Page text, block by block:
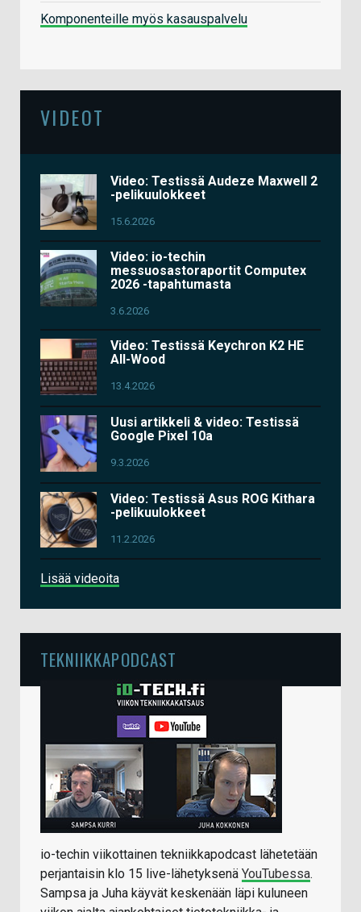
Komponenteille myös kasauspalvelu
VIDEOT
Video: Testissä Audeze Maxwell 2
-pelikuulokkeet
15.6.2026
Video: io-techin
messuosastoraportit Computex
2026 -tapahtumasta
3.6.2026
Video: Testissä Keychron K2 HE
All-Wood
13.4.2026
Uusi artikkeli & video: Testissä
Google Pixel 10a
9.3.2026
Video: Testissä Asus ROG Kithara
-pelikuulokkeet
11.2.2026
Lisää videoita
TEKNIIKKAPODCAST
io-techin viikottainen tekniikkapodcast lähetetään
perjantaisin klo 15 live-lähetyksenä YouTubessa.
Sampsa ja Juha käyvät keskenään läpi kuluneen